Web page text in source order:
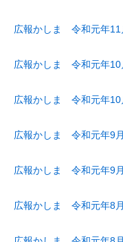
広報かしま 令和元年11
広報かしま 令和元年10
広報かしま 令和元年10
広報かしま 令和元年9
広報かしま 令和元年9
広報かしま 令和元年8